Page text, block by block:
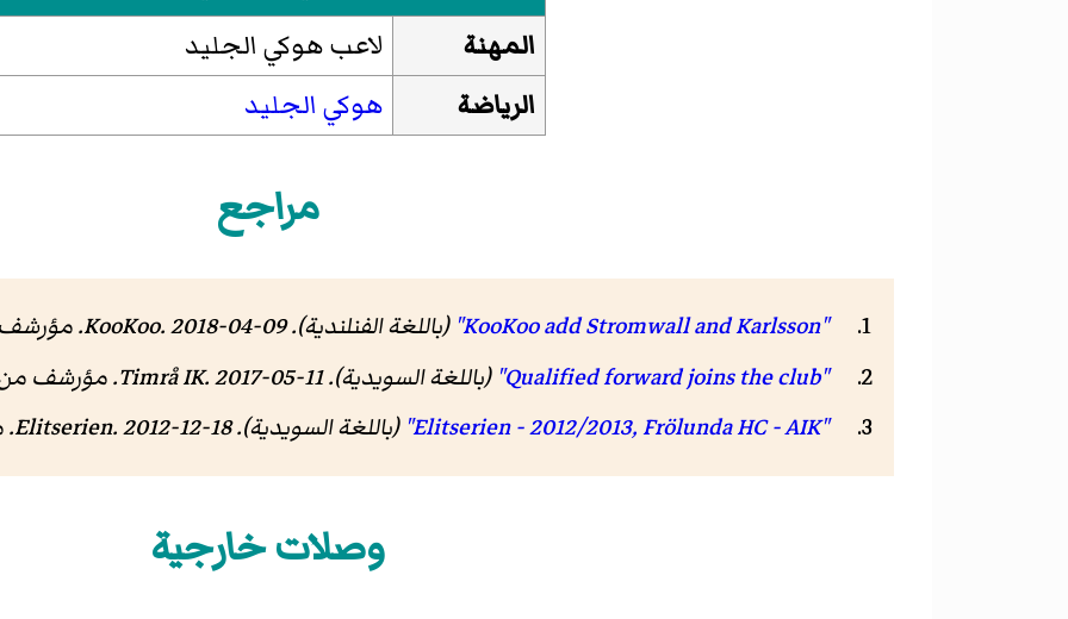
المهنة
لاعب هوكي الجليد
الرياضة
هوكي الجليد
مراجع
"KooKoo add Stromwall and Karlsson" (باللغة الفنلندية). KooKoo. 2018-04-09. مؤرشف من
"Qualified forward joins the club"
(باللغة السويدية). Timrå IK. 2017-05-11. مؤرشف من
"Elitserien - 2012/2013, Frölunda HC - AIK"
(باللغة السويدية). Elitserien. 2012-12-18. مؤرشف من
وصلات خارجية